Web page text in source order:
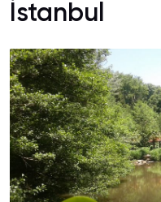
İstanbul